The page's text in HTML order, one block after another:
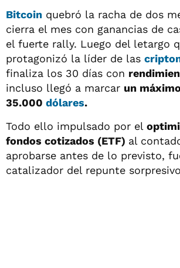
Bitcoin quebró la racha de dos
cierra el mes con ganancias de
el fuerte rally. Luego del letargo
protagonizó la líder de las
finaliza los 30 días con
incluso llegó a marcar un
35.000 dólares.
Todo ello impulsado por el
fondos cotizados (ETF) al
aprobarse antes de lo previsto,
catalizador del repunte